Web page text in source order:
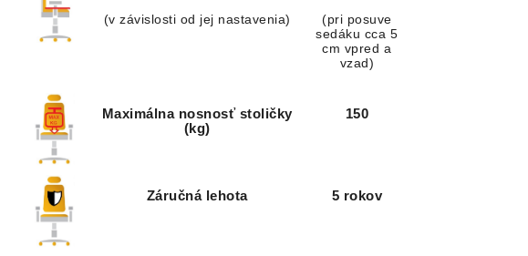
(v závislosti od jej nastavenia)
(pri posuve
sedáku cca 5
cm vpred a
vzad)
Maximálna nosnosť stoličky
(kg)
150
Záručná lehota 5 rokov